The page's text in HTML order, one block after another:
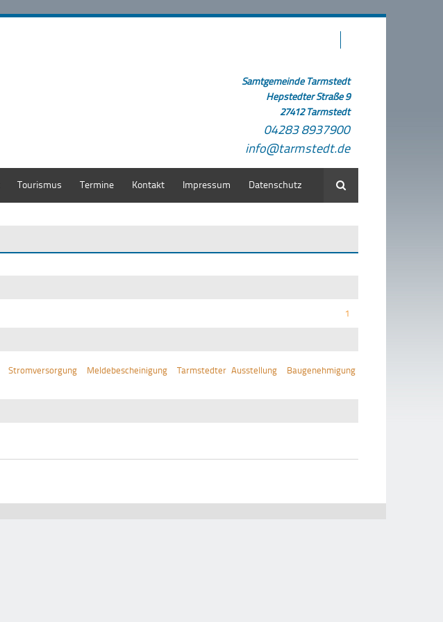
Samtgemeinde Tarmstedt
Hepstedter Straße 9
27412 Tarmstedt
04283 8937900
info@tarmstedt.de
Tourismus Termine Kontakt Impressum Datenschutz Suche
1
Stromversorgung Meldebescheinigung Tarmstedter Ausstellung
Baugenehmigung